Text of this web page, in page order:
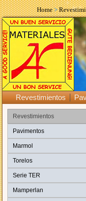
Home>
Revestimientos
Revestimientos
Pavimentos
Marmol
Torelos
Serie TER
Mamperlan